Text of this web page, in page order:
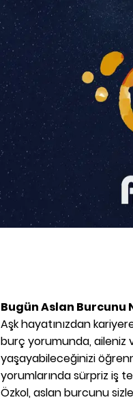
Bugün Aslan Burcunu
Aşk hayatınızdan
burç yorumunda, aileniz
yaşayabileceğinizi
yorumlarında sürpriz iş
Özkol, aslan burcunu